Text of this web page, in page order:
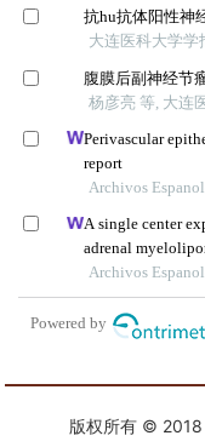
版权所有 ©